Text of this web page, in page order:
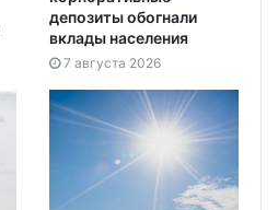
депозиты обогнали
вклады населения
7 августа 2026